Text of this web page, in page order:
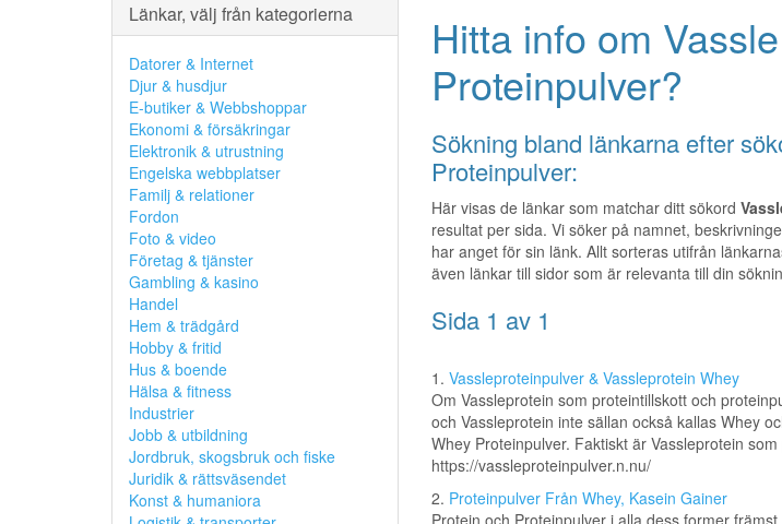
Länkar, välj från kategorierna
Datorer & Internet
Djur & husdjur
E-butiker & Webbshoppar
Ekonomi & försäkringar
Elektronik & utrustning
Engelska webbplatser
Familj & relationer
Fordon
Foto & video
Företag & tjänster
Gambling & kasino
Handel
Hem & trädgård
Hobby & fritid
Hus & boende
Hälsa & fitness
Industrier
Jobb & utbildning
Jordbruk, skogsbruk och fiske
Juridik & rättsväsendet
Konst & humaniora
Hitta info om Vassle
Proteinpulver?
Sökning bland länkarna efter
Proteinpulver:
Här visas de länkar som matchar ditt sökord
resultat per sida. Vi söker på namnet,
har anget för sin länk. Allt sorteras utifrån
även länkar till sidor som är relevanta till din
Sida 1 av 1
1. Vassleproteinpulver & Vassleprotein Whey
Om Vassleprotein som proteintillskott och
och Vassleprotein inte sällan också kallas Whey
Whey Proteinpulver. Faktiskt är Vassleprotein
https://vassleproteinpulver.n.nu/
2. Proteinpulver Från Whey, Kasein Gainer
Protein och Proteinpulver i alla dess former